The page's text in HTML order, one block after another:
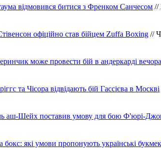
відмовився битися з Френком Санчесом //
офіційно став бійцем Zuffa Boxing //
може провести бій в андеркарді
та Чісора відвідають бій Гассієва в Москві
аш-Шейх поставив умову для бою Ф'юрі-
бокс: які умови пропонують українські